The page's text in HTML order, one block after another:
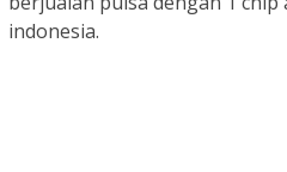
indonesia.